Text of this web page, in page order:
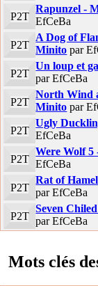
P2T
Rapunzel -
EfCeBa
P2T
A Dog of
Minito par
P2T
Un loup et
par EfCeBa
P2T
North Wind
Minito par
P2T
Ugly
EfCeBa
P2T
Were Wolf
EfCeBa
P2T
Rat of
par EfCeBa
P2T
Seven
par EfCeBa
Mots clés